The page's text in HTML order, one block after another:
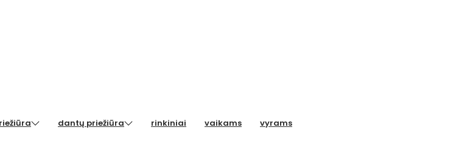
dantų priežiūra rinkiniai vaikams vyrams